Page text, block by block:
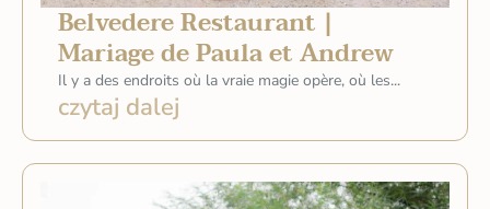
Belvedere Restaurant |
Mariage de Paula et Andrew
Il y a des endroits où la vraie magie opère, où les...
czytaj dalej